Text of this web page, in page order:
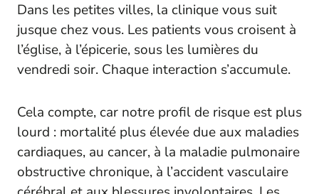
Dans les petites villes, la clinique vous suit
jusque chez vous. Les patients vous croisent à
l’église, à l’épicerie, sous les lumières du
vendredi soir. Chaque interaction s’accumule.
Cela compte, car notre profil de risque est plus
lourd : mortalité plus élevée due aux maladies
cardiaques, au cancer, à la maladie pulmonaire
obstructive chronique, à l’accident vasculaire